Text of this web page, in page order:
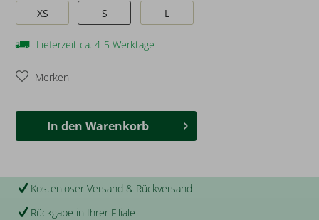
XS
S L
Lieferzeit ca. 4-5 Werktage
Merken
In den Warenkorb
Kostenloser Versand & Rückversand
Rückgabe in Ihrer Filiale